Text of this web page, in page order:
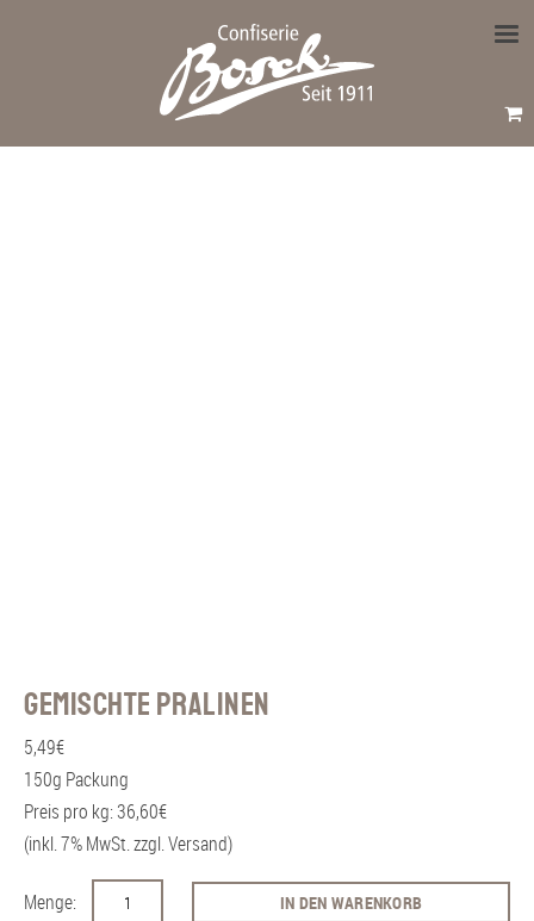
Gemischte Pralinen
5,49€
150g Packung
Preis pro kg: 36,60€
(inkl. 7% MwSt. zzgl. Versand)
IN DEN WARENKORB